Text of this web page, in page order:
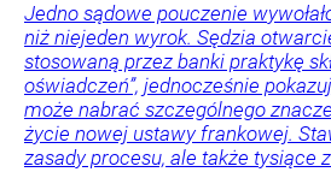
Jedno sądowe pouczenie
niż niejeden wyrok. Sędzia
stosowaną przez banki praktykę
oświadczeń”, jednocześnie
może nabrać szczególnego
życie nowej ustawy frankowej.
zasady procesu, ale także tysiące